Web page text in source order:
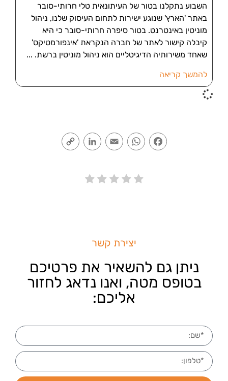
השבוע נתקלנו בטור של העיתונאית טלי חרותי-סובר
באתר 'הארץ' שנוגע ישירות לתחום העיסוק שלנו, ניהול
מוניטין באינטרנט. בטור סיפרה חרותי-סובר כי היא
קיבלה קישור לאתר של חברה הנקראת 'אינפורמטיקס'
שאחד משירותיה הדיגיטליים הוא ניהול מוניטין ברשת.
להמשך קריאה
Facebook
WhatsApp
Email
LinkedIn
יצירת קשר
ניתן גם להשאיר את פרטיכם
בטופס מטה, ואנו נדאג לחזור
אליכם: